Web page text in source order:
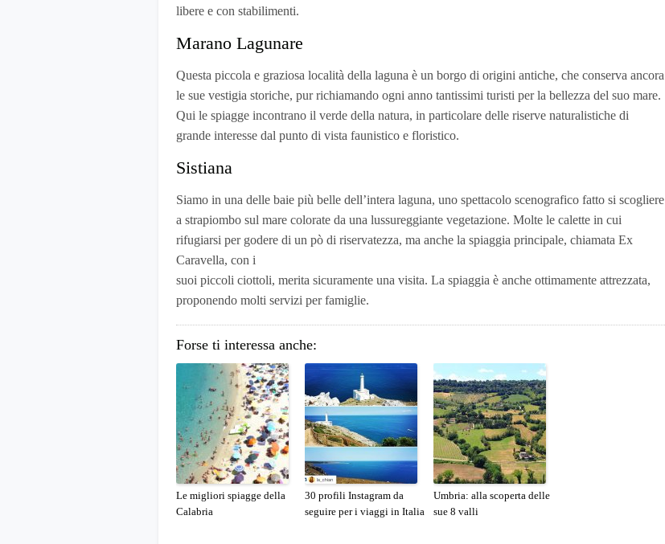
libere e con stabilimenti.
Marano Lagunare
Questa piccola e graziosa località della laguna è un borgo di origini antiche, che conserva ancora
le sue vestigia storiche, pur richiamando ogni anno tantissimi turisti per la bellezza del suo mare.
Qui le spiagge incontrano il verde della natura, in particolare delle riserve naturalistiche di
grande interesse dal punto di vista faunistico e floristico.
Sistiana
Siamo in una delle baie più belle dell’intera laguna, uno spettacolo scenografico fatto si scogliere
a strapiombo sul mare colorate da una lussureggiante vegetazione. Molte le calette in cui
rifugiarsi per godere di un pò di riservatezza, ma anche la spiaggia principale, chiamata Ex
Caravella, con i
suoi piccoli ciottoli, merita sicuramente una visita. La spiaggia è anche ottimamente attrezzata,
proponendo molti servizi per famiglie.
Forse ti interessa anche:
Le migliori spiagge della
Calabria
30 profili Instagram da
seguire per i viaggi in Italia
Umbria: alla scoperta delle
sue 8 valli